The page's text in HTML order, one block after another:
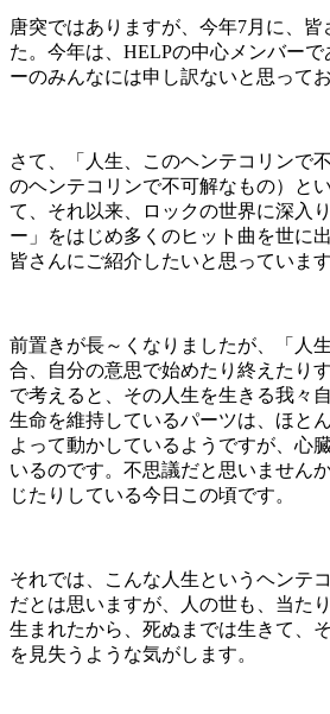
唐突ではありますが、今年7月に、
た。今年は、HELPの中心メンバー
ーのみんなには申し訳ないと思って
さて、「人生、このヘンテコリンで
のヘンテコリンで不可解なもの）と
て、それ以来、ロックの世界に深入
ー」をはじめ多くのヒット曲を世に
皆さんにご紹介したいと思っています
前置きが長～くなりましたが、「人
合、自分の意思で始めたり終えたり
で考えると、その人生を生きる我々
生命を維持しているパーツは、ほと
よって動かしているようですが、心
いるのです。不思議だと思いません
じたりしている今日この頃です。
それでは、こんな人生というヘンテ
だとは思いますが、人の世も、当た
生まれたから、死ぬまでは生きて、
を見失うような気がします。